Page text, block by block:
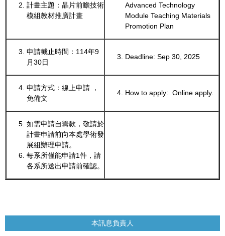
計畫主題：晶片前瞻技術
模組教材推廣計畫
Advanced Technology
Module Teaching Materials
Promotion Plan
申請截止時間：114年9
月30日
Deadline: Sep 30, 2025
申請方式：線上申請 ，
免備文
How to apply: Online apply.
如需申請自籌款，敬請於
計畫申請前向本處學術發
展組辦理申請。
每系所僅能申請1件，請
各系所送出申請前確認。
本訊息負責人